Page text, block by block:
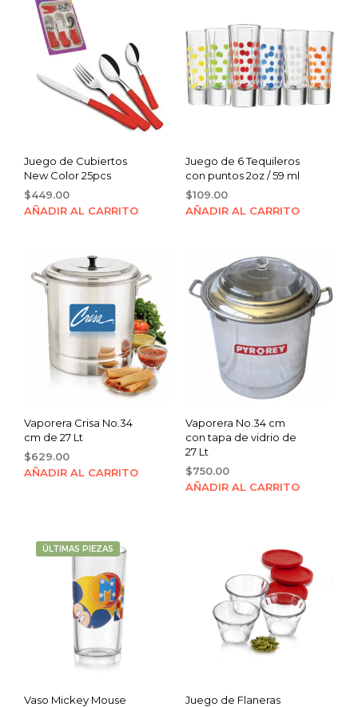
Juego de Cubiertos
New Color 25pcs
$449.00
AÑADIR AL CARRITO
Juego de 6 Tequileros
con puntos 2oz / 59 ml
$109.00
AÑADIR AL CARRITO
Vaporera Crisa No.34
cm de 27 Lt
$629.00
AÑADIR AL CARRITO
Vaporera No.34 cm
con tapa de vidrio de
27 Lt
$750.00
AÑADIR AL CARRITO
ÚLTIMAS PIEZAS
Vaso Mickey Mouse Juego de Flaneras